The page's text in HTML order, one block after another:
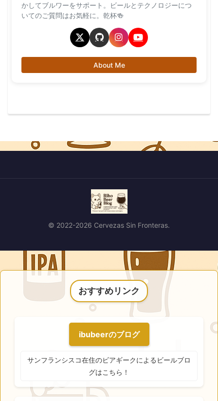
かしてブルワーをサポート。ビールとテクノロジーにつ
いてのご質問はお気軽に。乾杯🍻
About Me
© 2022-2026 Cervezas Sin Fronteras.
おすすめリンク
ibubeerのブログ
サンフランシスコ在住のビアギークによるビールブロ
グはこちら！